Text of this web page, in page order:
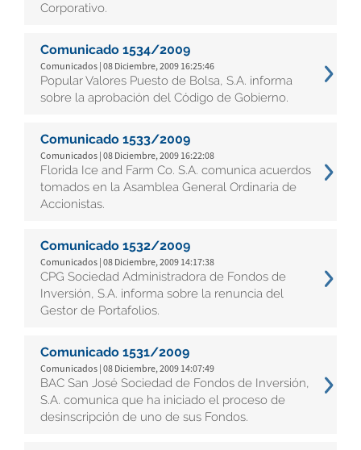
Corporativo.
Comunicado 1534/2009
Comunicados | 08 Diciembre, 2009 16:25:46
Popular Valores Puesto de Bolsa, S.A. informa
sobre la aprobación del Código de Gobierno.
Comunicado 1533/2009
Comunicados | 08 Diciembre, 2009 16:22:08
Florida Ice and Farm Co. S.A. comunica acuerdos
tomados en la Asamblea General Ordinaria de
Accionistas.
Comunicado 1532/2009
Comunicados | 08 Diciembre, 2009 14:17:38
CPG Sociedad Administradora de Fondos de
Inversión, S.A. informa sobre la renuncia del
Gestor de Portafolios.
Comunicado 1531/2009
Comunicados | 08 Diciembre, 2009 14:07:49
BAC San José Sociedad de Fondos de Inversión,
S.A. comunica que ha iniciado el proceso de
desinscripción de uno de sus Fondos.